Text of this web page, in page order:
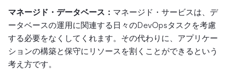
マネージド・データベース： マネージド・サービスは、デ
ータベースの運用に関連する日々のDevOpsタスクを考慮
する必要をなくしてくれます。その代わりに、アプリケー
ションの構築と保守にリソースを割くことができるという
考え方です。